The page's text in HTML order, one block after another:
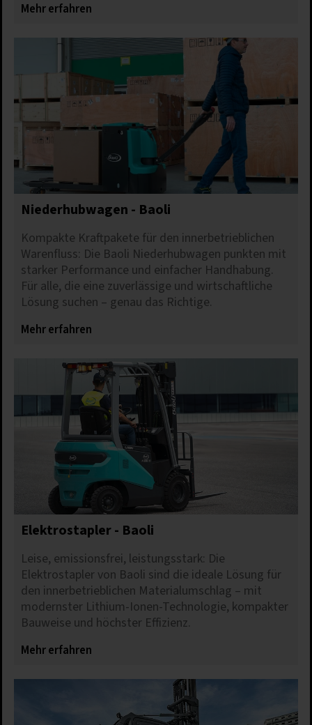
Mehr erfahren
Niederhubwagen - Baoli
Kompakte Kraftpakete für den innerbetrieblichen
Warenfluss: Die Baoli Niederhubwagen punkten mit
starker Performance und einfacher Handhabung.
Für alle, die eine zuverlässige und wirtschaftliche
Lösung suchen – genau das Richtige.
Mehr erfahren
Elektrostapler - Baoli
Leise, emissionsfrei, leistungsstark: Die
Elektrostapler von Baoli sind die ideale Lösung für
den innerbetrieblichen Materialumschlag – mit
modernster Lithium-Ionen-Technologie, kompakter
Bauweise und höchster Effizienz.
Mehr erfahren